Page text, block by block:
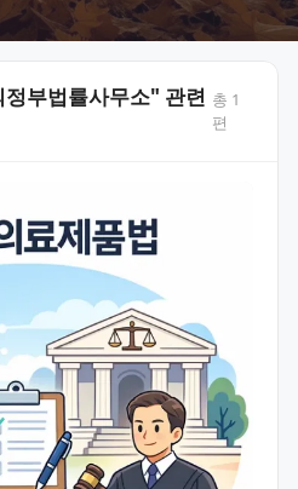
부법률사무소" 관련 총 1
편